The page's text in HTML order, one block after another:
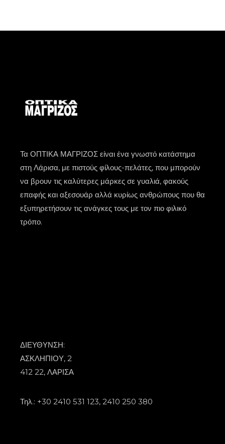
Τα ΟΠΤΙΚΑ ΜΑΓΡΙΖΟΣ είναι ένα γνωστό κατάστημα
στη Λάρισα, με πιστούς φίλους-πελάτες, που μπορούν
να βρουν τις καλύτερες μάρκες σε γυαλιά, φακούς
επαφής και αξεσουάρ αλλά κυρίως ανθρώπους που θα
εξυπηρετήσουν τις ανάγκες τους με τον πιο φιλικό
τρόπο.
ΔΙΕΥΘΥΝΣΗ:
ΑΣΚΛΗΠΙΟΥ, 2
412 22, ΛΑΡΙΣΑ
Τηλ.: +30 2410 531 123, 2410 250 380